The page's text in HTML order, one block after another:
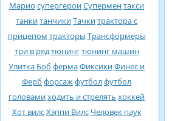
Марио супергероиСуперментакси
танкитанчикиТачкитрактора с
прицепом тракторы Трансформеры
три в рядтюнингтюнинг машин
Улитка Боб фермаФиксикиФинес и
Ферб форсажфутболфутбол
головамиходить и стрелять хоккей
Хот вилсХэппи Вилс Человек паук